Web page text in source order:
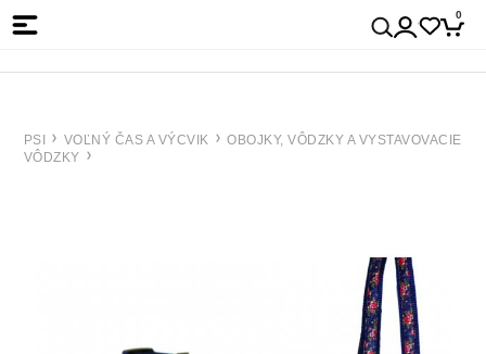
0
PSI VOĽNÝ ČAS A VÝCVIK
OBOJKY, VÔDZKY A VYSTAVOVACIE
VÔDZKY